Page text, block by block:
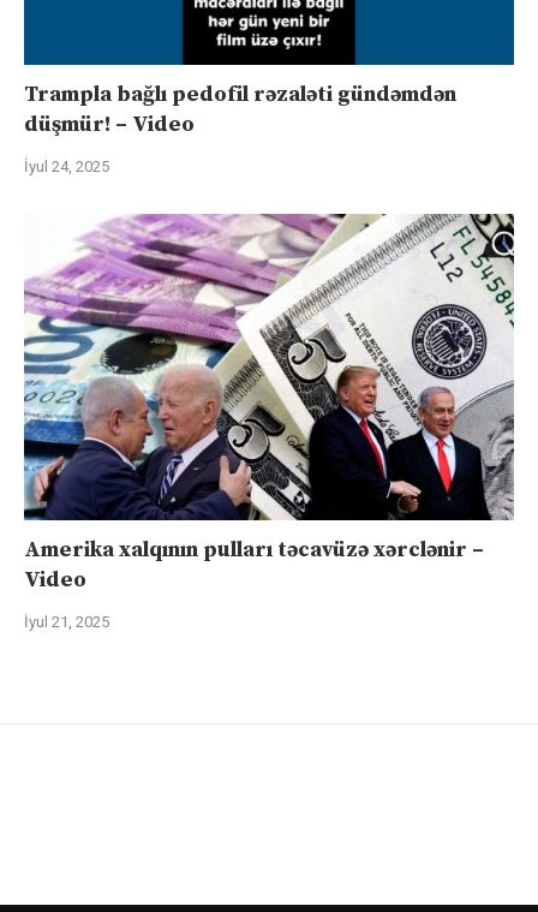
Trampla bağlı pedofil rəzaləti gündəmdən
düşmür! – Video
İyul 24, 2025
Amerika xalqının pulları təcavüzə xərclənir –
Video
İyul 21, 2025